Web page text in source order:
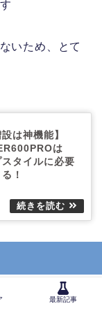
いため、とて
は神機能】
は
タイルに必要
！
最新記事